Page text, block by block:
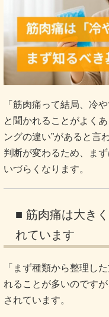
「筋肉痛って結局、冷
と聞かれることがよく
ングの違い”があると言
判断が変わるため、ま
いづらくなります。
■ 筋肉痛は大き
れています
「まず種類から整理し
れることが多いのです
されています。